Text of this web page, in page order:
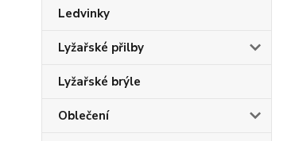
Ledvinky
Lyžařské přilby
Lyžařské brýle
Oblečení